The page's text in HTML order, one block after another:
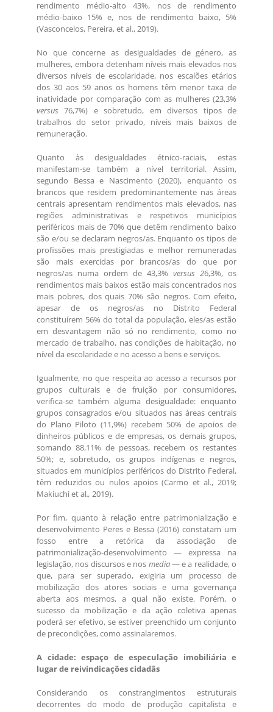
rendimento médio-alto 43%, nos de rendimento
médio-baixo 15% e, nos de rendimento baixo, 5%
(Vasconcelos, Pereira, et al., 2019).
No que concerne as desigualdades de género, as
mulheres, embora detenham níveis mais elevados nos
diversos níveis de escolaridade, nos escalões etários
dos 30 aos 59 anos os homens têm menor taxa de
inatividade por comparação com as mulheres (23,3%
versus 76,7%) e sobretudo, em diversos tipos de
trabalhos do setor privado, níveis mais baixos de
remuneração.
Quanto às desigualdades étnico-raciais, estas
manifestam-se também a nível territorial. Assim,
segundo Bessa e Nascimento (2020), enquanto os
brancos que residem predominantemente nas áreas
centrais apresentam rendimentos mais elevados, nas
regiões administrativas e respetivos municípios
periféricos mais de 70% que detêm rendimento baixo
são e/ou se declaram negros/as. Enquanto os tipos de
profissões mais prestigiadas e melhor remuneradas
são mais exercidas por brancos/as do que por
negros/as numa ordem de 43,3% versus 26,3%, os
rendimentos mais baixos estão mais concentrados nos
mais pobres, dos quais 70% são negros. Com efeito,
apesar de os negros/as no Distrito Federal
constituírem 56% do total da população, eles/as estão
em desvantagem não só no rendimento, como no
mercado de trabalho, nas condições de habitação, no
nível da escolaridade e no acesso a bens e serviços.
Igualmente, no que respeita ao acesso a recursos por
grupos culturais e de fruição por consumidores,
verifica-se também alguma desigualdade: enquanto
grupos consagrados e/ou situados nas áreas centrais
do Plano Piloto (11,9%) recebem 50% de apoios de
dinheiros públicos e de empresas, os demais grupos,
somando 88,11% de pessoas, recebem os restantes
50%; e, sobretudo, os grupos indígenas e negros,
situados em municípios periféricos do Distrito Federal,
têm reduzidos ou nulos apoios (Carmo et al., 2019;
Makiuchi et al., 2019).
Por fim, quanto à relação entre patrimonialização e
desenvolvimento Peres e Bessa (2016) constatam um
fosso entre a retórica da associação de
patrimonialização-desenvolvimento — expressa na
legislação, nos discursos e nos media— e a realidade, o
que, para ser superado, exigiria um processo de
mobilização dos atores sociais e uma governança
aberta aos mesmos, a qual não existe. Porém, o
sucesso da mobilização e da ação coletiva apenas
poderá ser efetivo, se estiver preenchido um conjunto
de precondições, como assinalaremos.
A cidade: espaço de especulação imobiliária e
lugar de reivindicações cidadãs
Considerando os constrangimentos estruturais
decorrentes do modo de produção capitalista e